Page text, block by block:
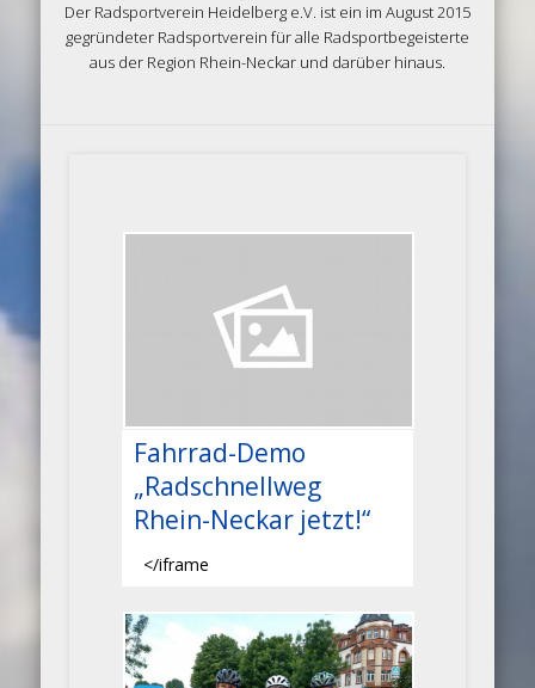
Der Radsportverein Heidelberg e.V. ist ein im August 2015
gegründeter Radsportverein für alle Radsportbegeisterte
aus der Region Rhein-Neckar und darüber hinaus.
Fahrrad-Demo
„Radschnellweg
Rhein-Neckar jetzt!“
</iframe